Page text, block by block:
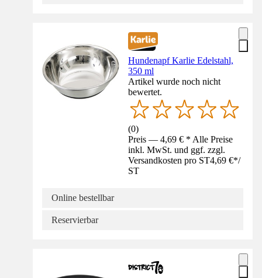
Hundenapf Karlie Edelstahl,
350 ml
Artikel wurde noch nicht
bewertet.
(0)
Preis — 4,69 € * Alle Preise
inkl. MwSt. und ggf. zzgl.
Versandkosten pro ST4,69 €*/
ST
Online bestellbar
Reservierbar